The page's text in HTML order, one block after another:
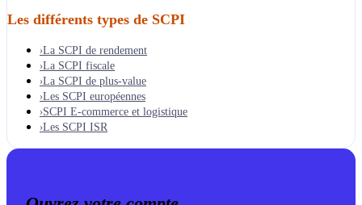
Les différents types de SCPI
›La SCPI de rendement
›La SCPI fiscale
›La SCPI de plus-value
›Les SCPI européennes
›SCPI E-commerce et logistique
›Les SCPI ISR